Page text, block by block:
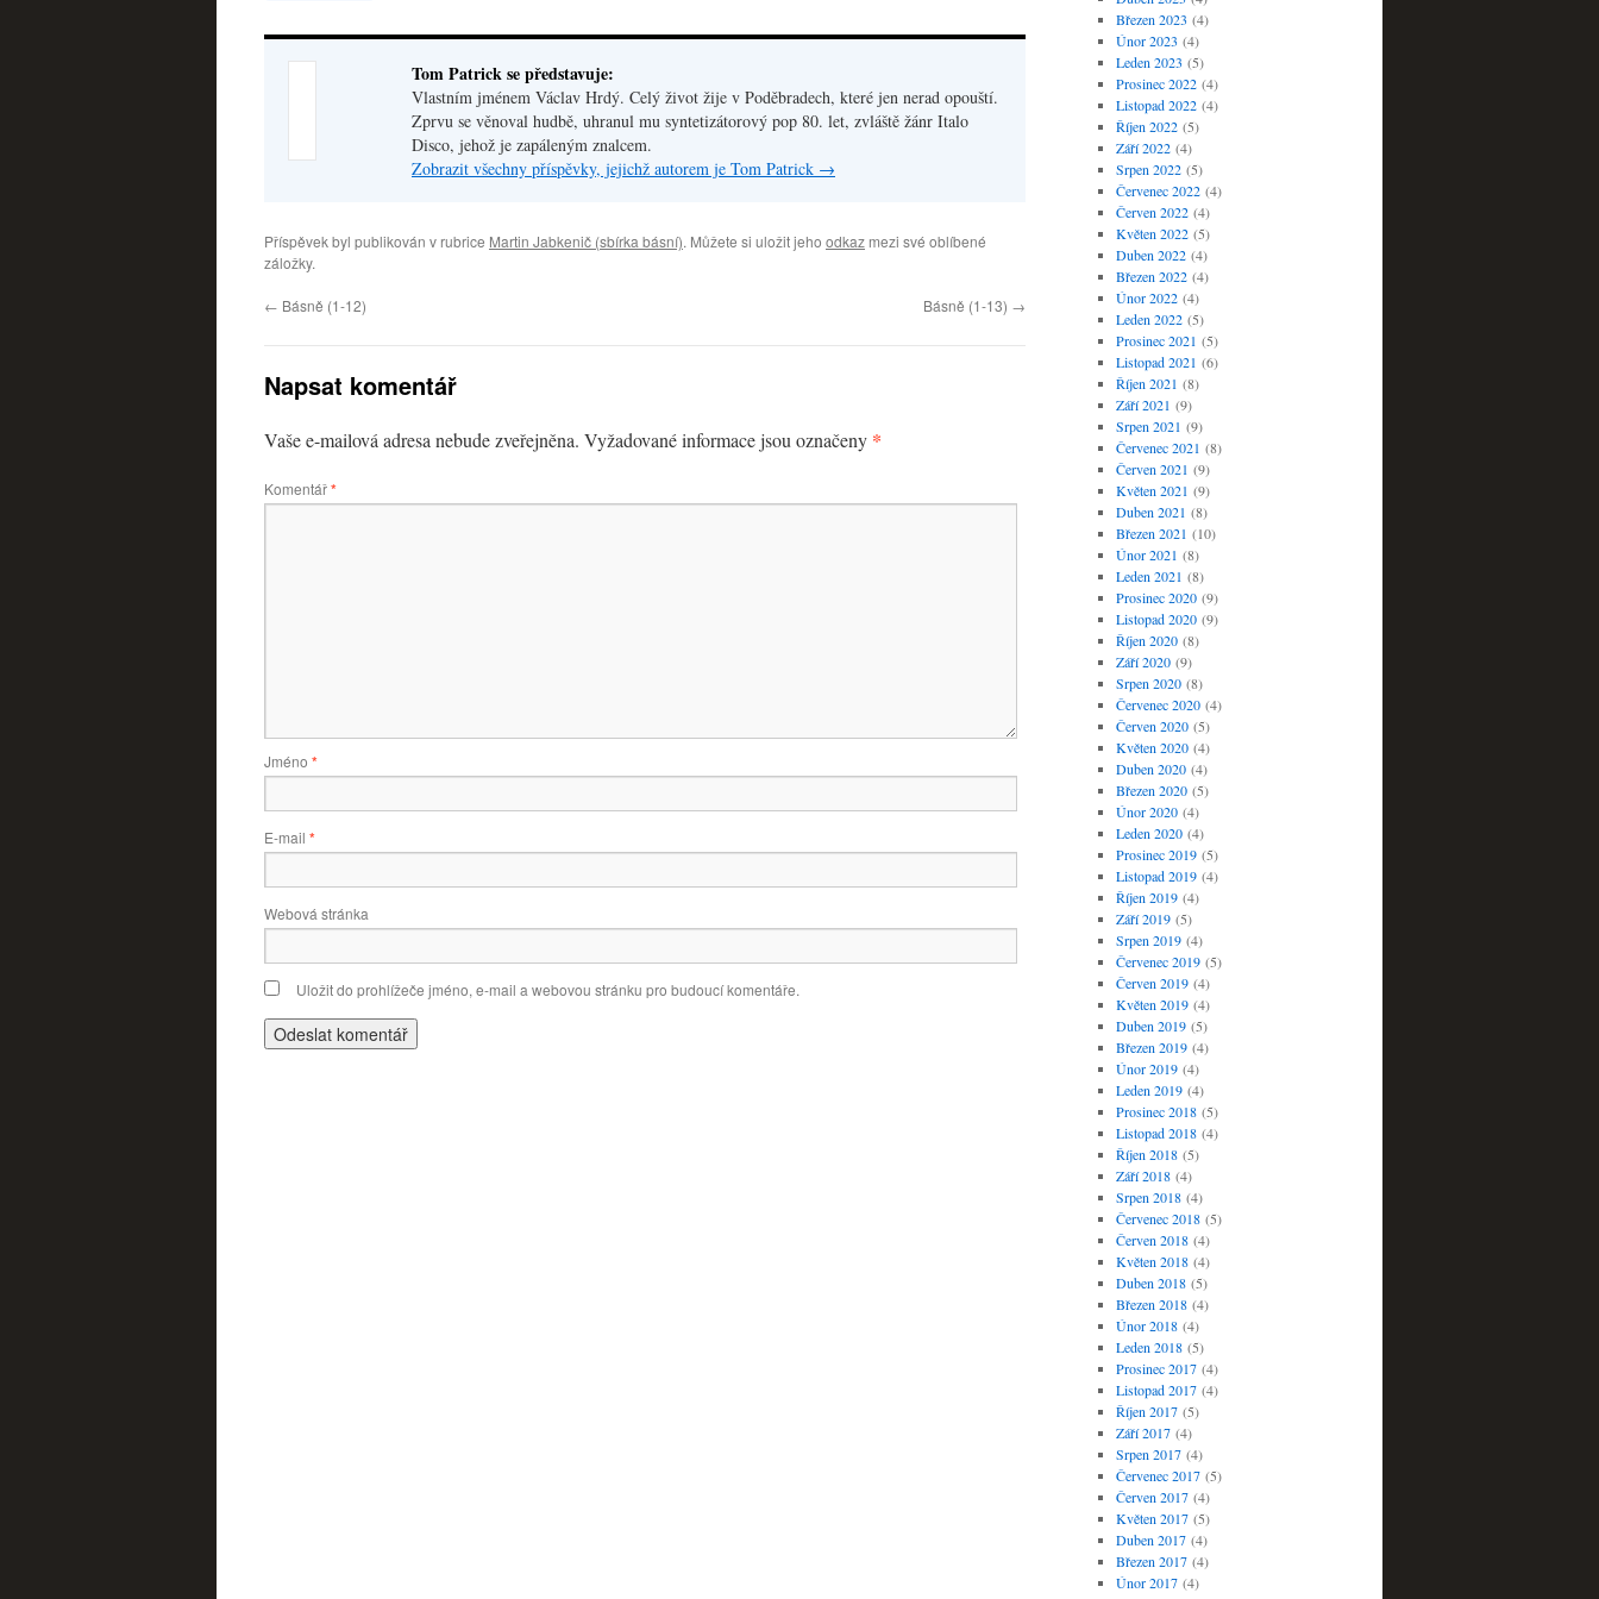
Tom Patrick se představuje:
Vlastním jménem Václav Hrdý. Celý život žije v Poděbradech, které jen nerad opouští.
Zprvu se věnoval hudbě, uhranul mu syntetizátorový pop 80. let, zvláště žánr Italo
Disco, jehož je zapáleným znalcem.
Zobrazit všechny příspěvky, jejichž autorem je Tom Patrick →
Příspěvek byl publikován v rubrice Martin Jabkenič (sbírka básní). Můžete si uložit jeho odkaz mezi své oblíbené
záložky.
← Básně (1-12) Básně (1-13) →
Napsat komentář
Vaše e-mailová adresa nebude zveřejněna. Vyžadované informace jsou označeny *
Komentář*
Jméno *
E-mail *
Webová stránka
Uložit do prohlížeče jméno, e-mail a webovou stránku pro budoucí komentáře.
Březen 2023 (4)
Únor 2023 (4)
Leden 2023 (5)
Prosinec 2022(4)
Listopad 2022(4)
Říjen 2022(5)
Září 2022(4)
Srpen 2022(5)
Červenec 2022(4)
Červen 2022(4)
Květen 2022(5)
Duben 2022(4)
Březen 2022(4)
Únor 2022(4)
Leden 2022(5)
Prosinec 2021 (5)
Listopad 2021 (6)
Říjen 2021 (8)
Září 2021 (9)
Srpen 2021 (9)
Červenec 2021 (8)
Červen 2021 (9)
Květen 2021 (9)
Duben 2021 (8)
Březen 2021 (10)
Únor 2021 (8)
Leden 2021 (8)
Prosinec 2020(9)
Listopad 2020(9)
Říjen 2020(8)
Září 2020(9)
Srpen 2020(8)
Červenec 2020(4)
Červen 2020(5)
Květen 2020(4)
Duben 2020(4)
Březen 2020(5)
Únor 2020(4)
Leden 2020(4)
Prosinec 2019(5)
Listopad 2019(4)
Říjen 2019(4)
Září 2019(5)
Srpen 2019(4)
Červenec 2019(5)
Červen 2019(4)
Květen 2019(4)
Duben 2019(5)
Březen 2019(4)
Únor 2019(4)
Leden 2019(4)
Prosinec 2018(5)
Listopad 2018(4)
Říjen 2018(5)
Září 2018(4)
Srpen 2018(4)
Červenec 2018(5)
Červen 2018(4)
Květen 2018(4)
Duben 2018(5)
Březen 2018(4)
Únor 2018(4)
Leden 2018(5)
Prosinec 2017(4)
Listopad 2017(4)
Říjen 2017(5)
Září 2017(4)
Srpen 2017(4)
Červenec 2017(5)
Červen 2017(4)
Květen 2017(5)
Duben 2017(4)
Březen 2017(4)
Únor 2017(4)